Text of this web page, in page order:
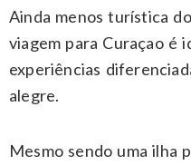
Ainda menos turística
viagem para Curaçao é
experiências
alegre.
Mesmo sendo uma ilha